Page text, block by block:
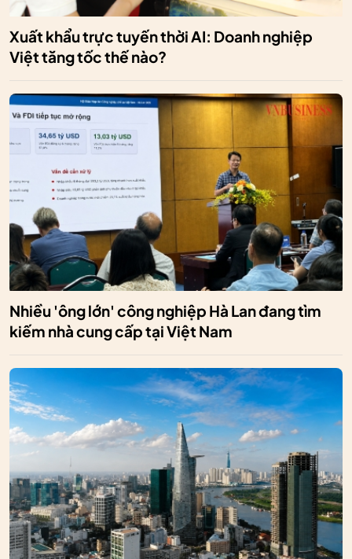
Xuất khẩu trực tuyến thời AI: Doanh nghiệp
Việt tăng tốc thế nào?
Nhiều 'ông lớn' công nghiệp Hà Lan đang tìm
kiếm nhà cung cấp tại Việt Nam